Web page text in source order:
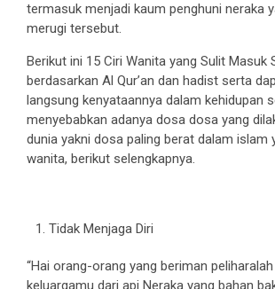
termasuk menjadi kaum penghuni neraka
merugi tersebut.
Berikut ini 15 Ciri Wanita yang Sulit Masuk
berdasarkan Al Qur’an dan hadist serta
langsung kenyataannya dalam kehidupan
menyebabkan adanya dosa dosa yang
dunia yakni dosa paling berat dalam islam
wanita, berikut selengkapnya.
Tidak Menjaga Diri
“Hai orang-orang yang beriman
keluargamu dari api Neraka yang bahan